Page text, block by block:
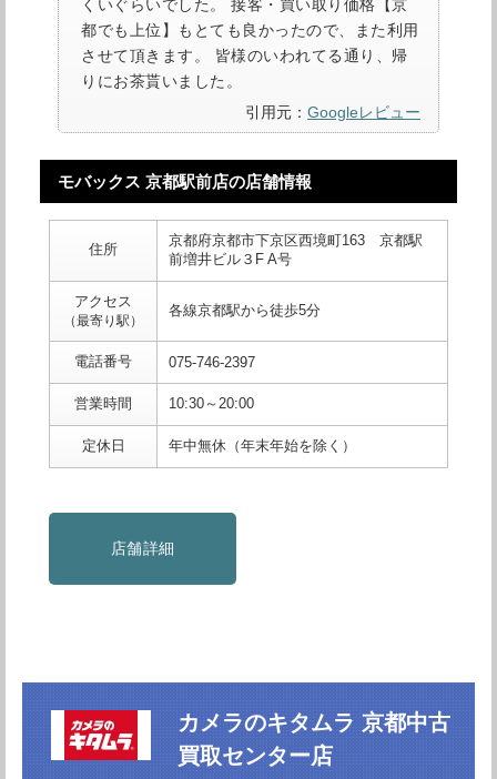
くいぐらいでした。 接客・買い取り価格【京
都でも上位】もとても良かったので、また利用
させて頂きます。 皆様のいわれてる通り、帰
りにお茶貰いました。
引用元： Googleレビュー
モバックス 京都駅前店の店舗情報
住所
京都府京都市下京区西境町163 京都駅
前増井ビル３F A号
アクセス
（最寄り駅）
各線京都駅から徒歩5分
電話番号 075-746-2397
営業時間 10:30～20:00
定休日 年中無休（年末年始を除く）
店舗詳細
カメラのキタムラ 京都中古
買取センター店